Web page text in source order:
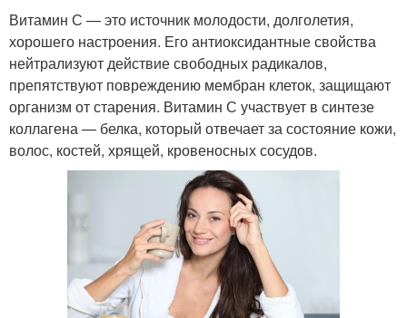
Витамин С — это источник молодости, долголетия,
хорошего настроения. Его антиоксидантные свойства
нейтрализуют действие свободных радикалов,
препятствуют повреждению мембран клеток, защищают
организм от старения. Витамин С участвует в синтезе
коллагена — белка, который отвечает за состояние кожи,
волос, костей, хрящей, кровеносных сосудов.